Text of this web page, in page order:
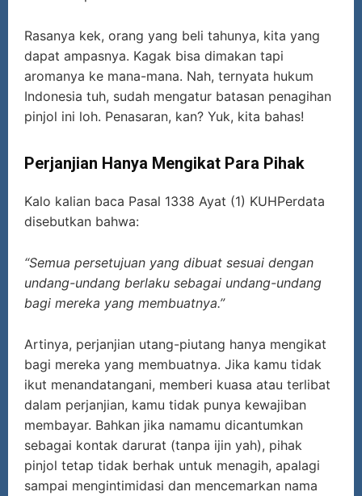
Rasanya kek, orang yang beli tahunya, kita yang
dapat ampasnya. Kagak bisa dimakan tapi
aromanya ke mana-mana. Nah, ternyata hukum
Indonesia tuh, sudah mengatur batasan penagihan
pinjol ini loh. Penasaran, kan? Yuk, kita bahas!
Perjanjian Hanya Mengikat Para Pihak
Kalo kalian baca Pasal 1338 Ayat (1) KUHPerdata
disebutkan bahwa:
“Semua persetujuan yang dibuat sesuai dengan
undang-undang berlaku sebagai undang-undang
bagi mereka yang membuatnya.”
Artinya, perjanjian utang-piutang hanya mengikat
bagi mereka yang membuatnya. Jika kamu tidak
ikut menandatangani, memberi kuasa atau terlibat
dalam perjanjian, kamu tidak punya kewajiban
membayar. Bahkan jika namamu dicantumkan
sebagai kontak darurat (tanpa ijin yah), pihak
pinjol tetap tidak berhak untuk menagih, apalagi
sampai mengintimidasi dan mencemarkan nama